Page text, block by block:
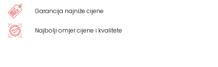
Garancija najniže cijene
Najbolji omjer cijene i kvalitete